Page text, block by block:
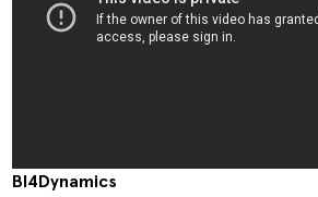
BI4Dynamics